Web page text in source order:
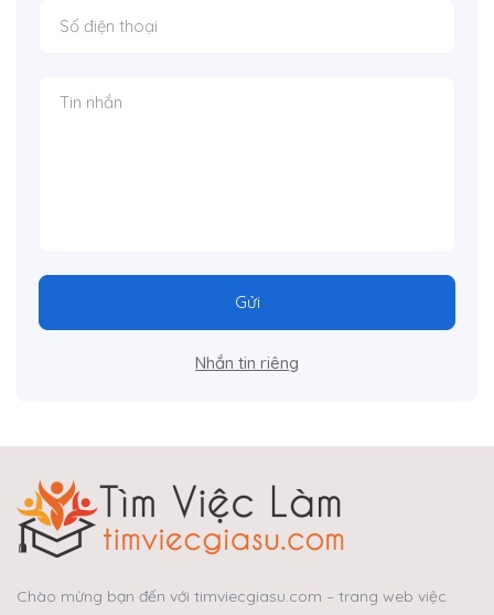
Gửi
Nhắn tin riêng
Chào mừng bạn đến với timviecgiasu.com – trang web việc